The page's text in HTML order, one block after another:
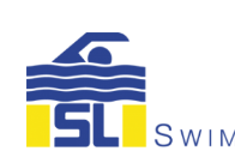
contenu